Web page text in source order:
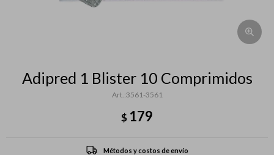
Adipred 1 Blister 10 Comprimidos
3561-3561
$ 179
Métodos y costos de envío